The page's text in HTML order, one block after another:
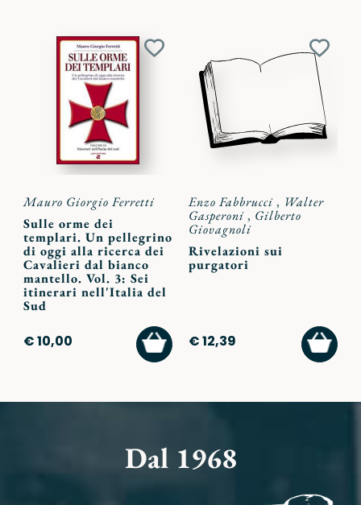
Aggiungi
preferiti
Mauro Giorgio Ferretti
Sulle orme dei
templari. Un pellegrino
di oggi alla ricerca dei
Cavalieri dal bianco
mantello. Vol. 3: Sei
itinerari nell'Italia del
Sud
€ 10,00
AGGIUNGI
AL
CARRELLO
ai
Enzo Fabbrucci , Walter
Gasperoni , Gilberto
Giovagnoli
Rivelazioni sui
purgatori
€ 12,39
AL
Dal 1968